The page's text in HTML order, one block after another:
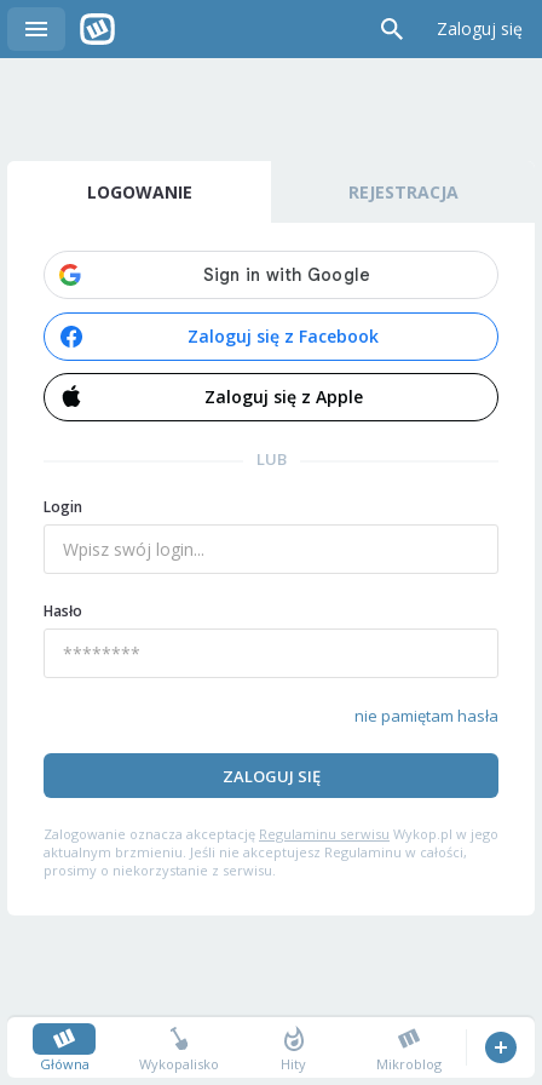
Zaloguj się
LOGOWANIE REJESTRACJA
Zaloguj się z Facebook
Zaloguj się z Apple
LUB
Login
Hasło
nie pamiętam hasła
ZALOGUJ SIĘ
Zalogowanie oznacza akceptację Regulaminu serwisu Wykop.pl w jego
aktualnym brzmieniu. Jeśli nie akceptujesz Regulaminu w całości,
prosimy o niekorzystanie z serwisu.
Główna Wykopalisko Hity Mikroblog